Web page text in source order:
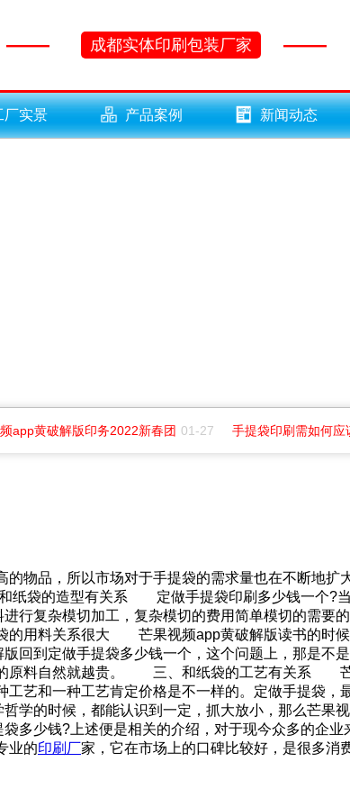
—— 成都实体印刷包装厂家 ——
厂实景 产品案例 新闻动态
app黄破解版印务2022新春团 01-27 手提袋印刷需如何应
物品，所以市场对于手提袋的需求量也在不断地扩
和纸袋的造型有关系 定做手提袋印刷多少钱一个?
进行复杂模切加工，复杂模切的费用简单模切的需要
袋的用料关系很大 芒果视频app黄破解版读书的时候
回到定做手提袋多少钱一个，这个问题上，那是不
定制的原料自然就越贵。 三、和纸袋的工艺有
艺和一种工艺肯定价格是不一样的。定做手提袋，最
时候，都能认识到一定，抓大放小，那么芒果
少钱?上述便是相关的介绍，对于现今众多的企
业的印刷厂家，它在市场上的口碑比较好，是很多